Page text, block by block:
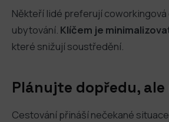
Někteří lidé preferují coworkingová
ubytování. Klíčem je
které snižují soustředění.
Plánujte dopředu,
Cestování přináší nečekané